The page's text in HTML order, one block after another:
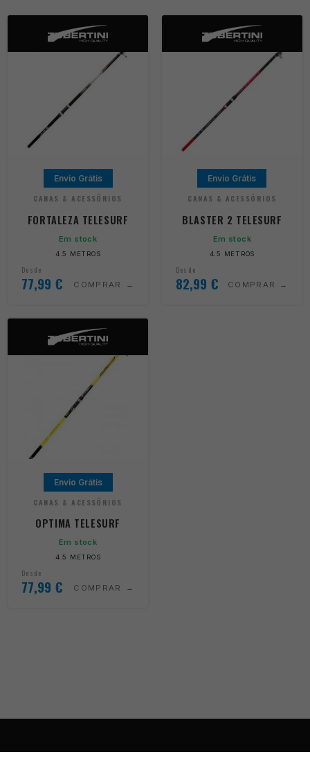
Envio Grátis
CANAS & ACESSÓRIOS
FORTALEZA TELESURF
Em stock
4.5 METROS
Desde
77,99 € COMPRAR
Envio Grátis
CANAS & ACESSÓRIOS
BLASTER 2 TELESURF
Em stock
4.5 METROS
Desde
82,99 € COMPRAR
Envio Grátis
CANAS & ACESSÓRIOS
OPTIMA TELESURF
Em stock
4.5 METROS
Desde
77,99 € COMPRAR